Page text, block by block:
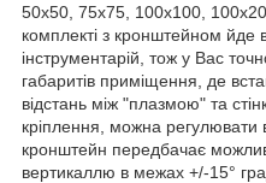
50x50, 75x75, 100x100,
комплекті з кронштейном йде
інструментарій, тож у Вас
габаритів приміщення, де
відстань між "плазмою" та
кріплення, можна
кронштейн передбачає
вертикаллю в межах +/-15°